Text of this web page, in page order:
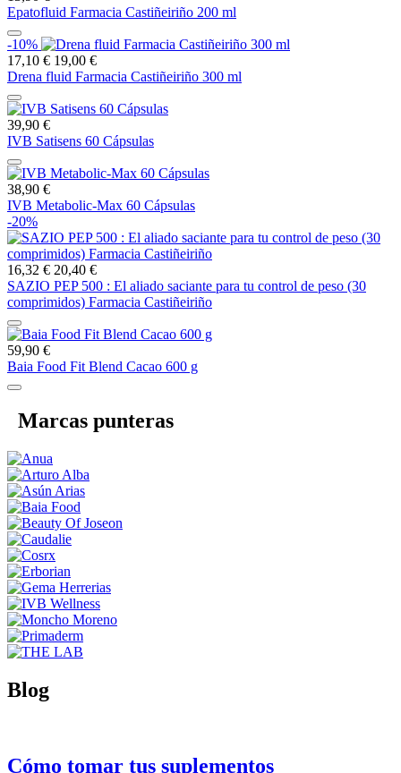
Epatofluid Farmacia Castiñeiriño 200 ml
-10%
17,10 € 19,00 €
Drena fluid Farmacia Castiñeiriño 300 ml
39,90 €
IVB Satisens 60 Cápsulas
38,90 €
IVB Metabolic-Max 60 Cápsulas
-20%
16,32 € 20,40 €
SAZIO PEP 500 : El aliado saciante para tu control de peso (30
comprimidos) Farmacia Castiñeiriño
59,90 €
Baia Food Fit Blend Cacao 600 g
Marcas punteras
Blog
Cómo tomar tus suplementos